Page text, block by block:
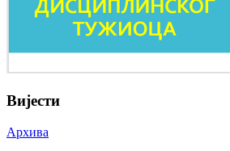
Вијести
Архива